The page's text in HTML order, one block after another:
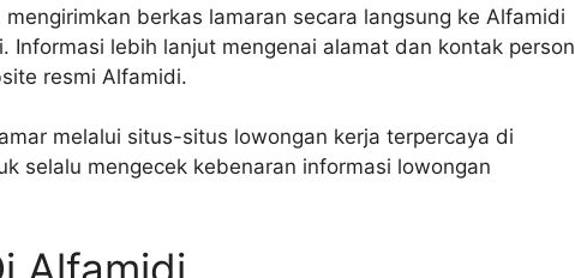
berkas lamaran secara langsung ke Alfamidi
Informasi lebih lanjut mengenai alamat dan kontak person
resmi Alfamidi.
melalui situs-situs lowongan kerja terpercaya di
selalu mengecek kebenaran informasi lowongan
Alfamidi